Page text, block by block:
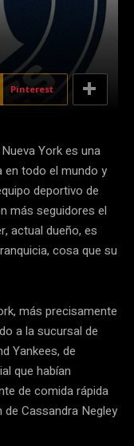
Pinterest
York es una
en todo el mundo y
deportivo de
más seguidores el
actual dueño, es
cosa que su
más precisamente
a la sucursal de
Yankees, de
que habían
de comida rápida
Cassandra Negley